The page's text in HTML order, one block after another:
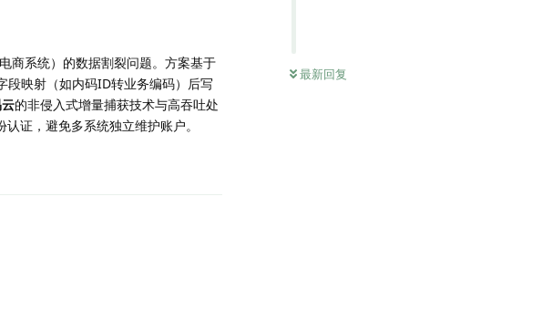
0 条未读
最新回复
商系统）的数据割裂问题。方案基于
段映射（如内码ID转业务编码）后写
的非侵入式增量捕获技术与高吞吐处
证，避免多系统独立维护账户。